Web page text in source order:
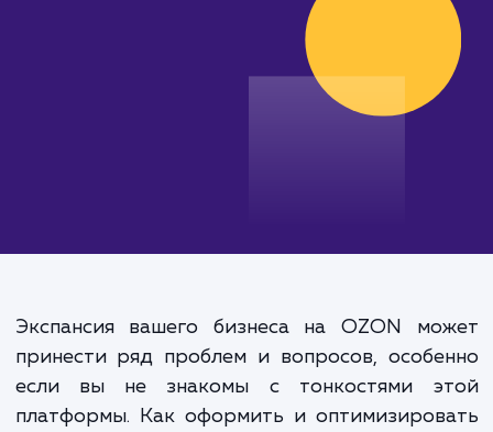
от 35 000 руб.
Экспансия вашего бизнеса на OZON